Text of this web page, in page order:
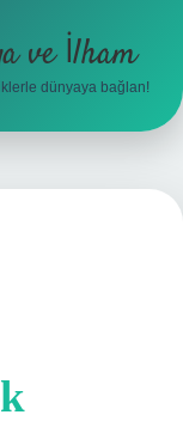
ve İlham
dünyaya bağlan!